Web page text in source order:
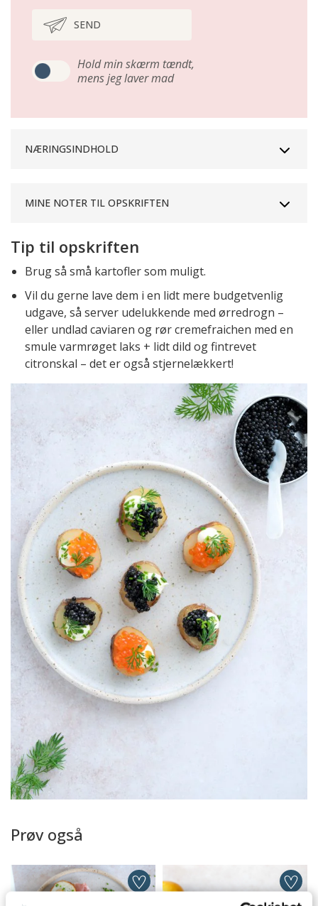
SEND
Hold min skærm tændt,
mens jeg laver mad
NÆRINGSINDHOLD
MINE NOTER TIL OPSKRIFTEN
Tip til opskriften
Brug så små kartofler som muligt.
Vil du gerne lave dem i en lidt mere budgetvenlig
udgave, så server udelukkende med ørredrogn –
eller undlad caviaren og rør cremefraichen med en
smule varmrøget laks + lidt dild og fintrevet
citronskal – det er også stjernelækkert!
Prøv også